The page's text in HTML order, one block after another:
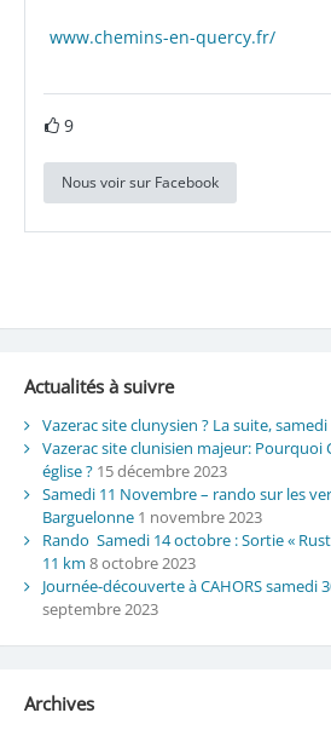
www.chemins-en-quercy.fr/
9
Nous voir sur Facebook
Actualités à suivre
Vazerac site clunysien ? La suite,
Vazerac site clunisien majeur: Pourquoi
église ? 15 décembre 2023
Samedi 11 Novembre – rando sur les
Barguelonne 1 novembre 2023
Rando Samedi 14 octobre : Sortie «
11 km 8 octobre 2023
Journée-découverte à CAHORS samedi
septembre 2023
Archives